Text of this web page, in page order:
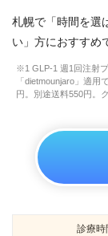
札幌で「時間を選
い」方におすすめ
※1 GLP-1 週1回注射
「dietmounjaro」適
円。別途送料550円。
診療時